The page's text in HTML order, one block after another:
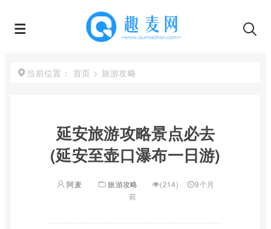
当前位置： 首页 > 旅游攻略
延安旅游攻略景点必去
(延安至壶口瀑布一日游)
阿麦 旅游攻略 (214)
9个月
前